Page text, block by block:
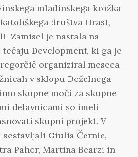
mladinskega krožka
društva Hrast,
Zamisel je nastala na
tečaju Development, ki ga je
organiziral meseca
v sklopu Deželnega
skupne moči za skupne
delavnicami so imeli
skupni projekt. V
sestavljali Giulia Černic,
Pahor, Martina Bearzi in